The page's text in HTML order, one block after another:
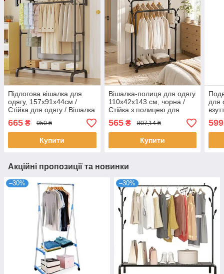
Підлогова вішалка для
одягу, 157х91х44см /
Стійка для одягу / Вішалка
з полицями для взуття
665 ₴ 950 ₴
Купити
Вішалка-полиця для одягу
110х42х143 см, чорна /
Стійка з полицею для
одягу / Подвійна мобільна
вішалка
565₴ 807,14 ₴
Купити
для
для
599
Акційні пропозиції та новинки
–30% –30%